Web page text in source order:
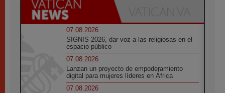
07.08.2026
SIGNIS 2026, dar voz a las religiosas en el
espacio público
07.08.2026
Lanzan un proyecto de empoderamiento
digital para mujeres líderes en África
07.08.2026